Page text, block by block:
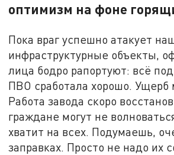
оптимизм на фоне
Пока враг успешно атакует
инфраструктурные объекты,
лица бодро рапортуют: всё
ПВО сработала хорошо.
Работа завода скоро
граждане могут не
хватит на всех. Подумаешь,
заправках. Просто не надо их